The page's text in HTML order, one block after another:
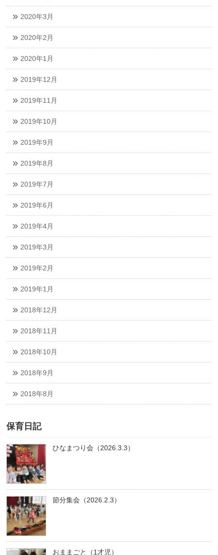
2020年3月
2020年2月
2020年1月
2019年12月
2019年11月
2019年10月
2019年9月
2019年8月
2019年7月
2019年6月
2019年4月
2019年3月
2019年2月
2019年1月
2018年12月
2018年11月
2018年10月
2018年9月
2018年8月
保育日記
ひなまつり会（2026.3.3）
節分集会（2026.2.3）
おままごと（1才児）